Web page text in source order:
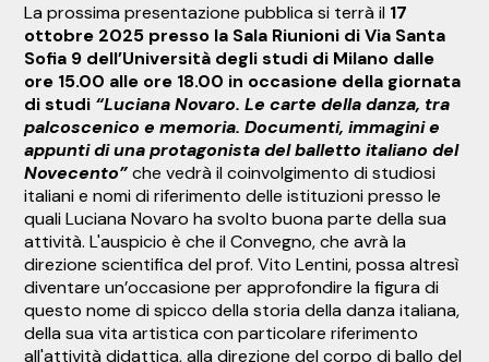
La prossima presentazione pubblica si terrà il 17
ottobre 2025 presso la Sala Riunioni di Via Santa
Sofia 9 dell’Università degli studi di Milano dalle
ore 15.00 alle ore 18.00 in occasione della giornata
di studi “Luciana Novaro. Le carte della danza, tra
palcoscenico e memoria. Documenti, immagini e
appunti di una protagonista del balletto italiano del
Novecento”che vedrà il coinvolgimento di studiosi
italiani e nomi di riferimento delle istituzioni presso le
quali Luciana Novaro ha svolto buona parte della sua
attività. L'auspicio è che il Convegno, che avrà la
direzione scientifica del prof. Vito Lentini, possa altresì
diventare un’occasione per approfondire la figura di
questo nome di spicco della storia della danza italiana,
della sua vita artistica con particolare riferimento
all'attività didattica, alla direzione del corpo di ballo del